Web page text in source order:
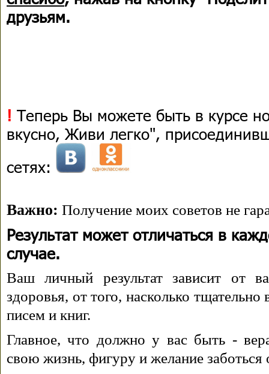
друзьям.
! Теперь Вы можете быть в курсе
вкусно, Живи легко",
сетях:
Важно: Получение моих советов не
Результат может отличаться в
случае.
Ваш личный результат зависит от
здоровья, от того, насколько
писем и книг.
Главное, что должно у вас быть -
свою жизнь, фигуру и желание заботься